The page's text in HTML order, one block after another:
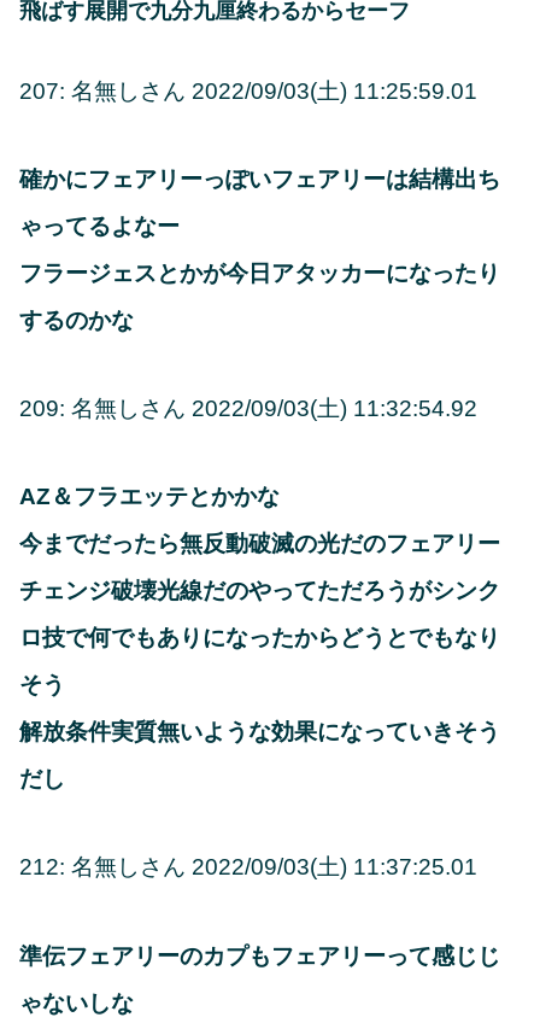
飛ばす展開で九分九厘終わるからセーフ
207: 名無しさん 2022/09/03(土) 11:25:59.01
確かにフェアリーっぽいフェアリーは結構出ち
ゃってるよなー
フラージェスとかが今日アタッカーになったり
するのかな
209: 名無しさん 2022/09/03(土) 11:32:54.92
AZ＆フラエッテとかかな
今までだったら無反動破滅の光だのフェアリー
チェンジ破壊光線だのやってただろうがシンク
ロ技で何でもありになったからどうとでもなり
そう
解放条件実質無いような効果になっていきそう
だし
212: 名無しさん 2022/09/03(土) 11:37:25.01
準伝フェアリーのカプもフェアリーって感じじ
ゃないしな